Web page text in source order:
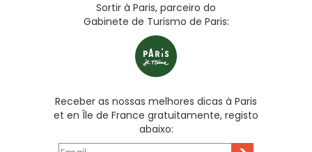
Sortir à Paris, parceiro do
Gabinete de Turismo de Paris:
Receber as nossas melhores dicas à Paris
et en Île de France gratuitamente, registo
abaixo: